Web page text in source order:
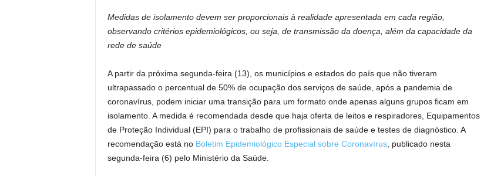
Medidas de isolamento devem ser proporcionais à realidade apresentada em cada região,
observando critérios epidemiológicos, ou seja, de transmissão da doença, além da capacidade da
rede de saúde
A partir da próxima segunda-feira (13), os municípios e estados do país que não tiveram
ultrapassado o percentual de 50% de ocupação dos serviços de saúde, após a pandemia de
coronavírus, podem iniciar uma transição para um formato onde apenas alguns grupos ficam em
isolamento. A medida é recomendada desde que haja oferta de leitos e respiradores, Equipamentos
de Proteção Individual (EPI) para o trabalho de profissionais de saúde e testes de diagnóstico. A
recomendação está no Boletim Epidemiológico Especial sobre Coronavírus, publicado nesta
segunda-feira (6) pelo Ministério da Saúde.